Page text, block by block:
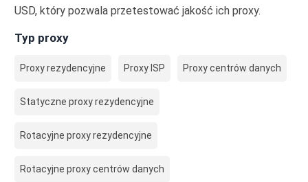
USD, który pozwala przetestować jakość ich proxy.
Typ proxy
Proxy rezydencyjne Proxy ISP Proxy centrów danych
Statyczne proxy rezydencyjne
Rotacyjne proxy rezydencyjne
Rotacyjne proxy centrów danych